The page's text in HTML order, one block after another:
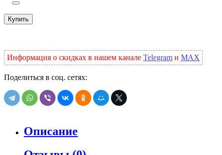
Купить
Информация о скидках в нашем канале Telegram и MAX
Поделиться в соц. сетях:
Описание